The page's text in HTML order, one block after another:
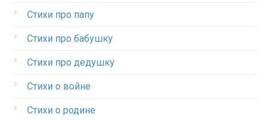
Стихи про папу
Стихи про бабушку
Стихи про дедушку
Стихи о войне
Стихи о родине